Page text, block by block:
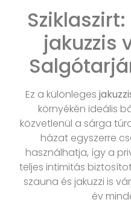
jakuzzis
Ez a különleges
környékén ideális
közvetlenül a sárga
házat egyszerre
használhatja, így a
teljes intimitás
szauna és jakuzzi is
év